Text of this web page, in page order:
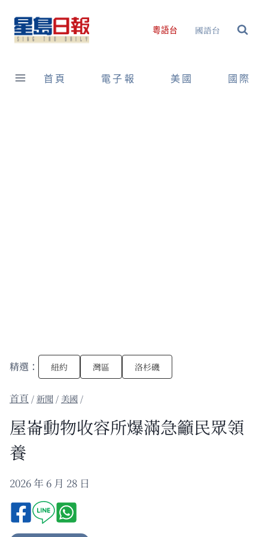
content
粵語台 國語台
首頁 電子報 美國 國際
精選： 紐約 灣區 洛杉磯
/新聞 / 美國 /
屋崙動物收容所爆滿急籲民眾領
養
2026 年 6 月 28 日